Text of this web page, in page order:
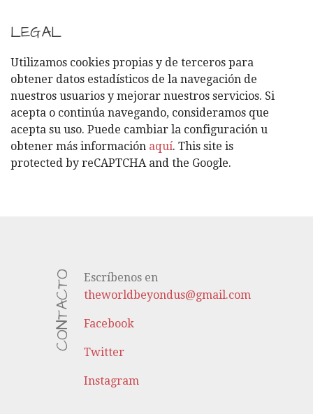
T
E
G
O
R
Í
A
S
LEGAL
Utilizamos cookies propias y de terceros para
obtener datos estadísticos de la navegación de
nuestros usuarios y mejorar nuestros servicios. Si
acepta o continúa navegando, consideramos que
acepta su uso. Puede cambiar la configuración u
obtener más información aquí. This site is
protected by reCAPTCHA and the Google.
CONTACTO
Escríbenos en
theworldbeyondus@gmail.com
Facebook
Twitter
Instagram